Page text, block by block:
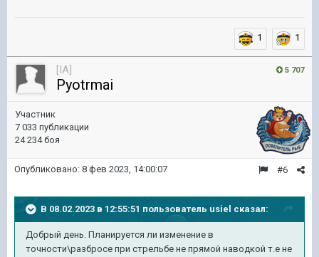
1 1
5 707
[IA]
Pyotrmai
Участник
7 033 публикации
24 234 боя
#6
Опубликовано: 8 фев 2023, 14:00:07
В 08.02.2023 в 12:55:51 пользователь usiel сказал:
Добрый день. Планируется ли изменение в
точности\разбросе при стрельбе не прямой наводкой т.е не